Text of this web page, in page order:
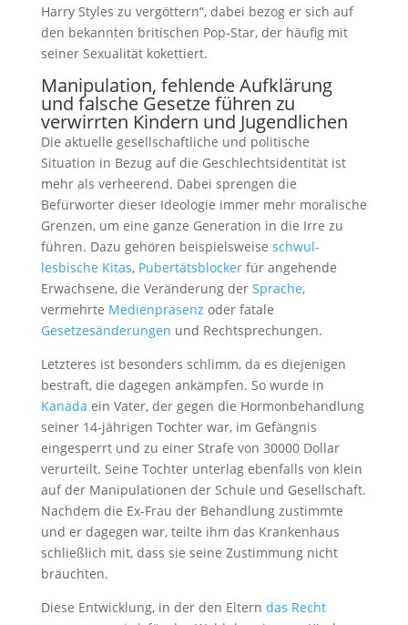
Harry Styles zu vergöttern“, dabei bezog er sich auf
den bekannten britischen Pop-Star, der häufig mit
seiner Sexualität kokettiert.
Manipulation, fehlende Aufklärung
und falsche Gesetze führen zu
verwirrten Kindern und Jugendlichen
Die aktuelle gesellschaftliche und politische
Situation in Bezug auf die Geschlechtsidentität ist
mehr als verheerend. Dabei sprengen die
Befürworter dieser Ideologie immer mehr moralische
Grenzen, um eine ganze Generation in die Irre zu
führen. Dazu gehören beispielsweise schwul-
lesbische Kitas, Pubertätsblockerfür angehende
Erwachsene, die Veränderung der Sprache,
vermehrte Medienpräsenz oder fatale
Gesetzesänderungen und Rechtsprechungen.
Letzteres ist besonders schlimm, da es diejenigen
bestraft, die dagegen ankämpfen. So wurde in
Kanada ein Vater, der gegen die Hormonbehandlung
seiner 14-jährigen Tochter war, im Gefängnis
eingesperrt und zu einer Strafe von 30000 Dollar
verurteilt. Seine Tochter unterlag ebenfalls von klein
auf der Manipulationen der Schule und Gesellschaft.
Nachdem die Ex-Frau der Behandlung zustimmte
und er dagegen war, teilte ihm das Krankenhaus
schließlich mit, dass sie seine Zustimmung nicht
bräuchten.
Diese Entwicklung, in der den Eltern das Recht